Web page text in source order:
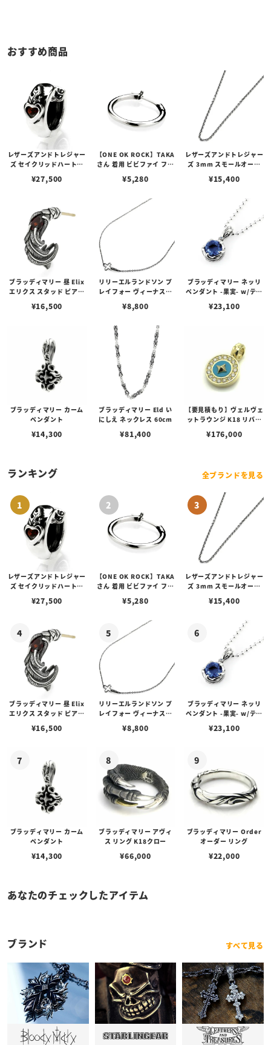
おすすめ商品
レザーズアンドトレジャー
ズ セイクリッドハートピ
¥27,500
【ONE OK ROCK】TAKA
さん 着用 ビビファイ フー
¥5,280
レザーズアンドトレジャー
ズ 3mm スモールオーバ
ブスタークラスプ＆LTロ
¥15,400
ブラッディマリー 昼 Elix
エリクス スタッド ピアス
¥16,500
リリーエルランドソン プ
レイフォー ヴィーナスチ
¥8,800
ブラッディマリー ネッリ
ペンダント -果実- w/ティ
¥23,100
ブラッディマリー カーム
ペンダント
¥14,300
ブラッディマリー Eld い
にしえ ネックレス 60cm
¥81,400
【要見積もり】ヴェルヴェ
ットラウンジ K18 リバテ
ターコイズ
¥176,000
ランキング 全ブランドを見る
レザーズアンドトレジャー
ズ セイクリッドハートピ
¥27,500
【ONE OK ROCK】TAKA
さん 着用 ビビファイ フー
¥5,280
レザーズアンドトレジャー
ズ 3mm スモールオーバ
ブスタークラスプ＆LTロ
¥15,400
ブラッディマリー 昼 Elix
エリクス スタッド ピアス
¥16,500
リリーエルランドソン プ
レイフォー ヴィーナスチ
¥8,800
ブラッディマリー ネッリ
ペンダント -果実- w/ティ
¥23,100
ブラッディマリー カーム
ペンダント
¥14,300
ブラッディマリー アヴィ
ス リング K18クロー
¥66,000
ブラッディマリー Order
オーダー リング
¥22,000
あなたのチェックしたアイテム
ブランド すべて見る